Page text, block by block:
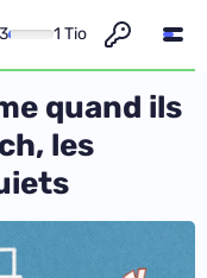
1 Tio
quand ils
les